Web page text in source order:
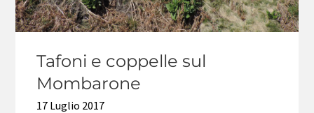
Tafoni e coppelle sul
Mombarone
17 Luglio 2017